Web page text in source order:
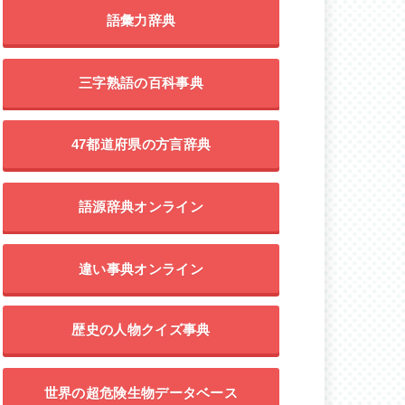
語彙力辞典
三字熟語の百科事典
47都道府県の方言辞典
語源辞典オンライン
違い事典オンライン
歴史の人物クイズ事典
世界の超危険生物データベース